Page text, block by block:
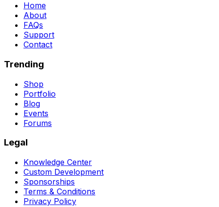
Home
About
FAQs
Support
Contact
Trending
Shop
Portfolio
Blog
Events
Forums
Legal
Knowledge Center
Custom Development
Sponsorships
Terms & Conditions
Privacy Policy